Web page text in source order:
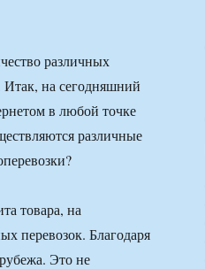
различных
Итак, на сегодняшний
в любой точке
различные
товара, на
перевозок. Благодаря
Это не